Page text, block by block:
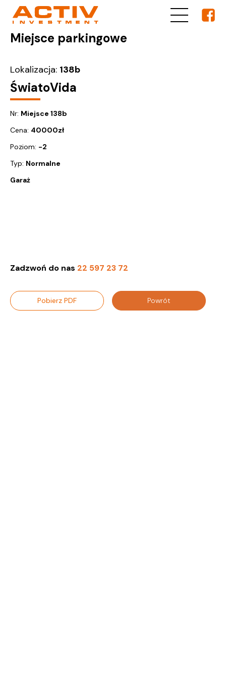
Miejsce parkingowe
Lokalizacja: 138b
ŚwiatoVida
Nr: Miejsce 138b
Cena: 40000zł
Poziom: -2
Typ: Normalne
Garaż
Zadzwoń do nas 22 597 23 72
Pobierz PDF Powrót